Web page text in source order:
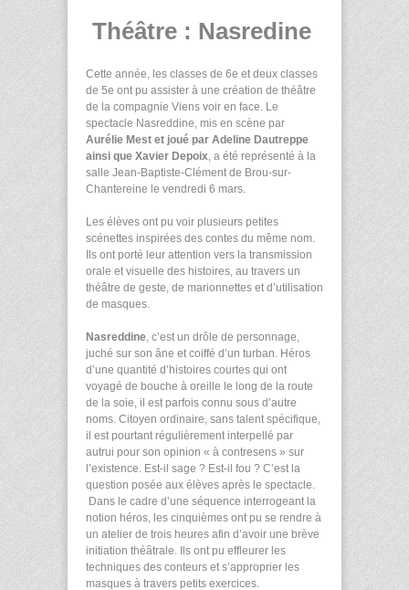
Théâtre : Nasredine
Cette année, les classes de 6e et deux classes
de 5e ont pu assister à une création de théâtre
de la compagnie Viens voir en face. Le
spectacle Nasreddine, mis en scène par
Aurélie Mest et joué par Adeline Dautreppe
ainsi que Xavier Depoix, a été représenté à la
salle Jean-Baptiste-Clément de Brou-sur-
Chantereine le vendredi 6 mars.
Les élèves ont pu voir plusieurs petites
scénettes inspirées des contes du même nom.
Ils ont porté leur attention vers la transmission
orale et visuelle des histoires, au travers un
théâtre de geste, de marionnettes et d’utilisation
de masques.
Nasreddine, c’est un drôle de personnage,
juché sur son âne et coiffé d’un turban. Héros
d’une quantité d’histoires courtes qui ont
voyagé de bouche à oreille le long de la route
de la soie, il est parfois connu sous d’autre
noms. Citoyen ordinaire, sans talent spécifique,
il est pourtant régulièrement interpellé par
autrui pour son opinion « à contresens » sur
l’existence. Est-il sage ? Est-il fou ? C’est la
question posée aux élèves après le spectacle.
Dans le cadre d’une séquence interrogeant la
notion héros, les cinquièmes ont pu se rendre à
un atelier de trois heures afin d’avoir une brève
initiation théâtrale. Ils ont pu effleurer les
techniques des conteurs et s’approprier les
masques à travers petits exercices.